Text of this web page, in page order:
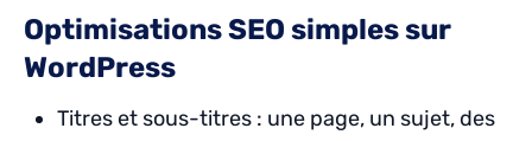
Optimisations SEO simples sur
WordPress
Titres et sous-titres : une page, un sujet, des